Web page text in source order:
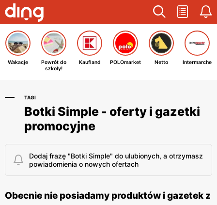
Wakacje
Powrót do
szkoły!
Kaufland POLOmarket Netto Intermarche
TAGI
Botki Simple - oferty i gazetki
promocyjne
Dodaj frazę "Botki Simple" do ulubionych, a otrzymasz
powiadomienia o nowych ofertach
Obecnie nie posiadamy produktów i gazetek z